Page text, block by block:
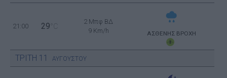
21:00 29 °C
2 Μπφ ΒΔ
9 Km/h
ΑΣΘΕΝΗΣ ΒΡΟΧΗ
ΤΡΙΤΗ 11 ΑΥΓΟΥΣΤΟΥ